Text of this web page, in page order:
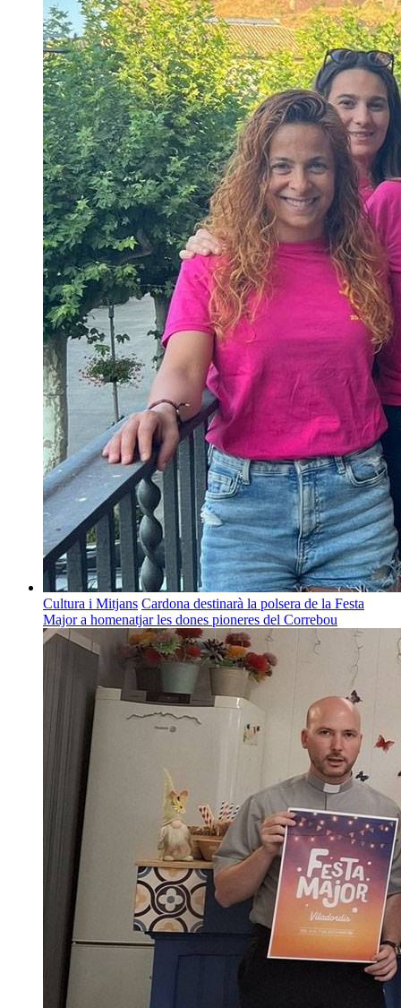
Cultura i Mitjans Cardona destinarà la polsera de la Festa
Major a homenatjar les dones pioneres del Correbou